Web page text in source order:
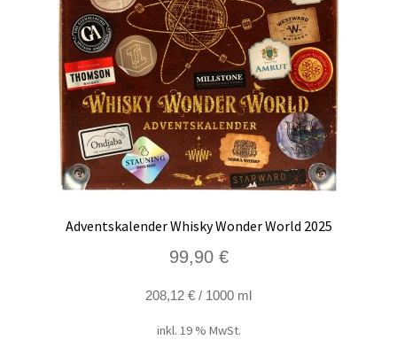
Adventskalender Whisky Wonder World 2025
99,90 €
208,12 € / 1000 ml
inkl. 19 % MwSt.